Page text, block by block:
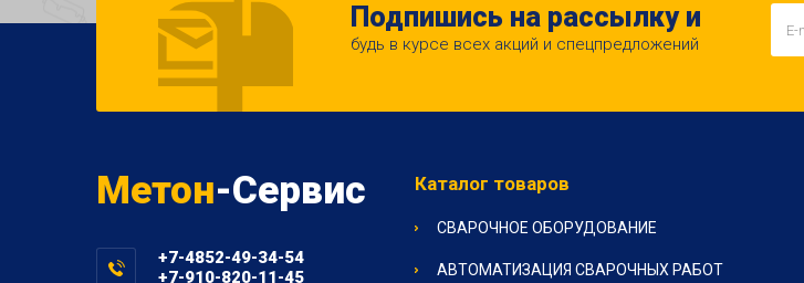
Подпишись на рассылку и
будь в курсе всех акций и спецпредложений
Метон-Сервис
+7-4852-49-34-54
+7-910-820-11-45
Каталог товаров
СВАРОЧНОЕ ОБОРУДОВАНИЕ
АВТОМАТИЗАЦИЯ СВАРОЧНЫХ РАБОТ